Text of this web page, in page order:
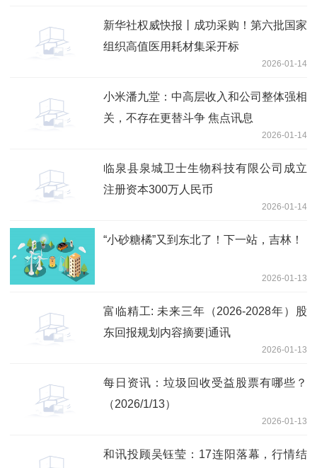
新华社权威快报丨成功采购！第六批国家
组织高值医用耗材集采开标
2026-01-14
小米潘九堂：中高层收入和公司整体强相
关，不存在更替斗争 焦点讯息
2026-01-14
临泉县泉城卫士生物科技有限公司成立
注册资本300万人民币
2026-01-14
“小砂糖橘”又到东北了！下一站，吉林！
2026-01-13
富临精工: 未来三年（2026-2028年）股
东回报规划内容摘要|通讯
2026-01-13
每日资讯：垃圾回收受益股票有哪些？
（2026/1/13）
2026-01-13
和讯投顾吴钰莹：17连阳落幕，行情结